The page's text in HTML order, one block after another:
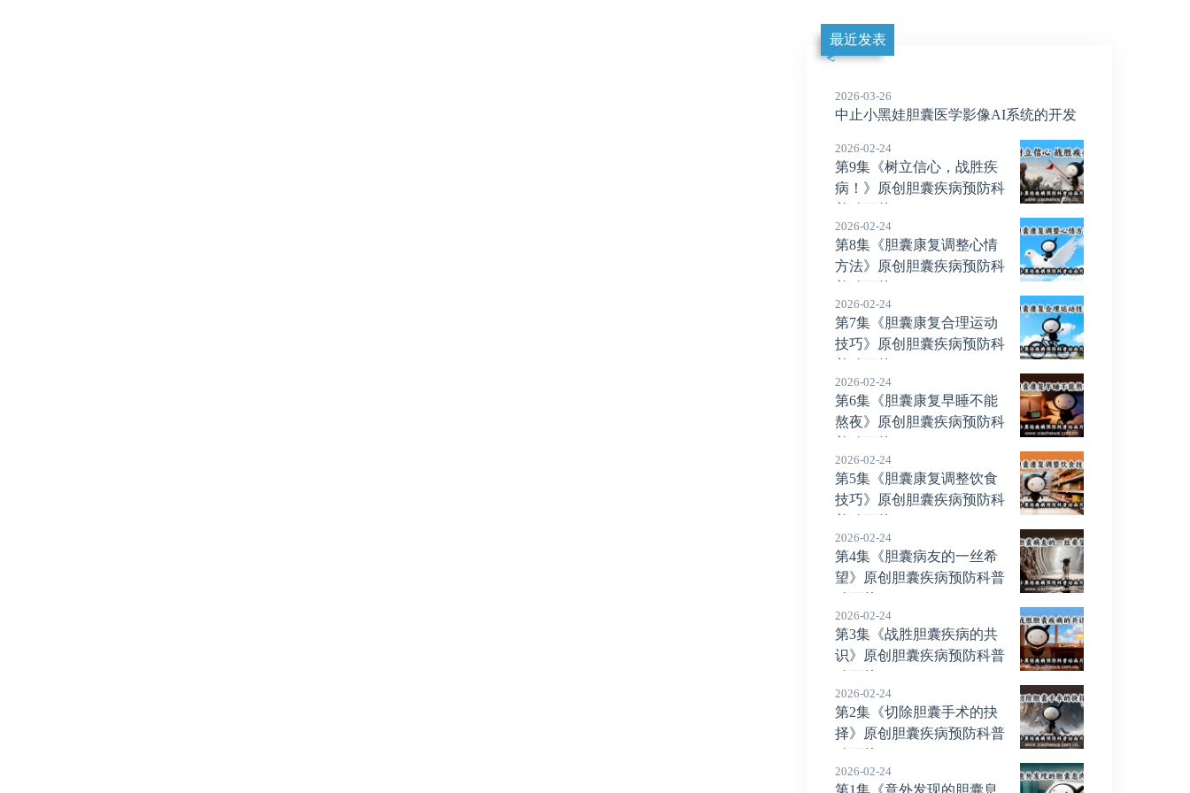
最近发表
2026-03-26
中止小黑娃胆囊医学影像AI系统的开发
2026-02-24
第9集《树立信心，战胜疾
病！》原创胆囊疾病预防科
2026-02-24
第8集《胆囊康复调整心情
方法》原创胆囊疾病预防科
2026-02-24
第7集《胆囊康复合理运动
技巧》原创胆囊疾病预防科
2026-02-24
第6集《胆囊康复早睡不能
熬夜》原创胆囊疾病预防科
2026-02-24
第5集《胆囊康复调整饮食
技巧》原创胆囊疾病预防科
2026-02-24
第4集《胆囊病友的一丝希
望》原创胆囊疾病预防科普
2026-02-24
第3集《战胜胆囊疾病的共
识》原创胆囊疾病预防科普
2026-02-24
第2集《切除胆囊手术的抉
择》原创胆囊疾病预防科普
2026-02-24